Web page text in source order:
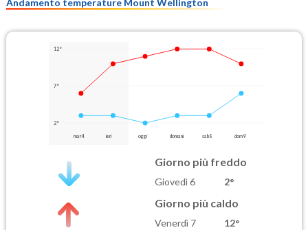
12°
7°
2°
mar 4 ieri oggi domani sab 8 dom 9
Giorno più freddo
Giovedì 6 2°
Giorno più caldo
Venerdì 7 12°